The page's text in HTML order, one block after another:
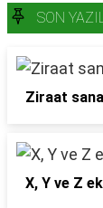
SON
Ziraat
X, Y ve Z